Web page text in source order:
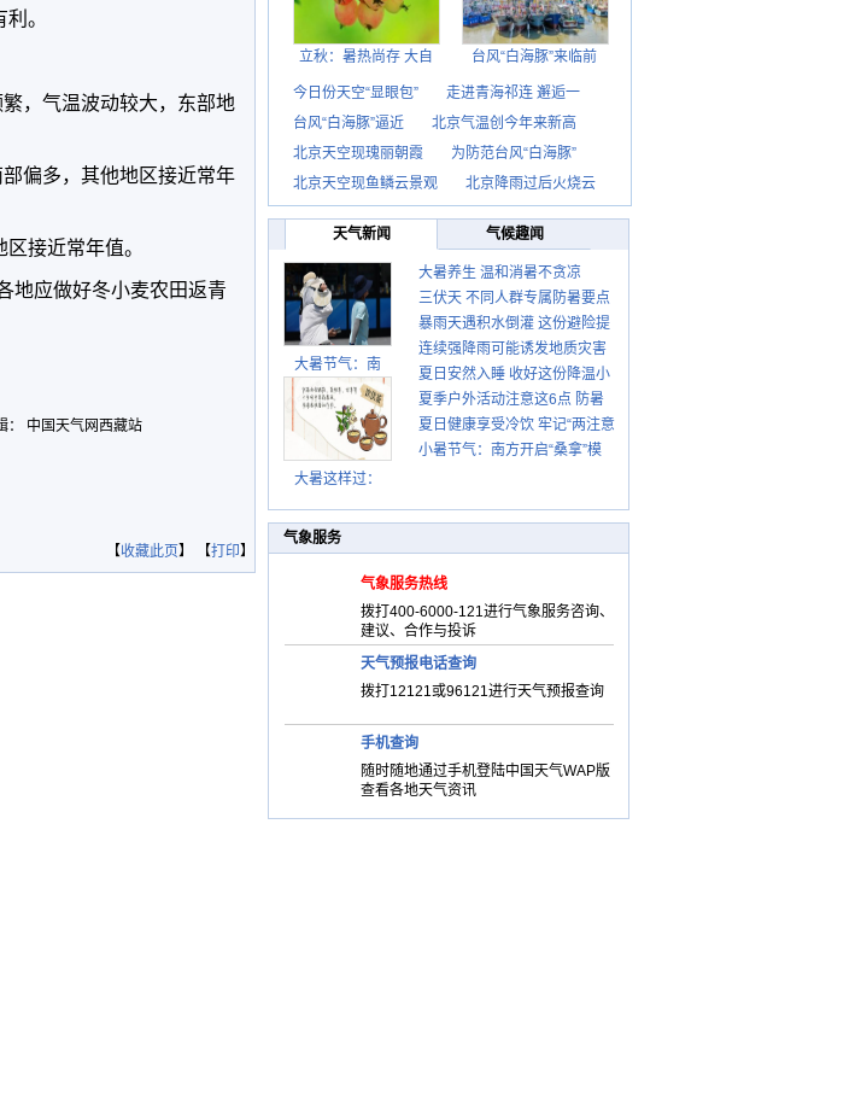
。
，气温波动较大，东部地
偏多，其他地区接近常年
接近常年值。
地应做好冬小麦农田返青
： 中国天气网西藏站
【收藏此页】 【打印】
立秋：暑热尚存 大自 台风“白海豚”来临前
今日份天空“显眼包”
走进青海祁连 邂逅一
台风“白海豚”逼近
北京气温创今年来新高
北京天空现瑰丽朝霞
为防范台风“白海豚”
北京天空现鱼鳞云景观
北京降雨过后火烧云
天气新闻
气候趣闻
大暑节气：南
大暑这样过：
大暑养生 温和消暑不贪凉
三伏天 不同人群专属防暑要点
请收好
暴雨天遇积水倒灌 这份避险提
示请收好
连续强降雨可能诱发地质灾害
这些前兆要知道
夏日安然入睡 收好这份降温小
贴士
夏季户外活动注意这6点 防暑
健身两不误
夏日健康享受冷饮 牢记“两注意
一控制”
小暑节气：南方开启“桑拿”模
气象服务
气象服务热线
拨打400-6000-121进行气象服务咨询、
建议、合作与投诉
天气预报电话查询
拨打12121或96121进行天气预报查询
手机查询
随时随地通过手机登陆中国天气WAP版
查看各地天气资讯